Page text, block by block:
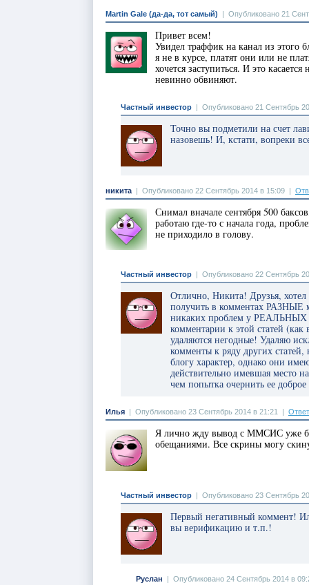
Martin Gale (да-да, тот самый) | Опубликовано 21
Привет всем!
Увидел траффик на канал из
я не в курсе, платят они или не
хочется заступиться. И это
невинно обвиняют.
Частный инвестор | Опубликовано 21 Сентябрь
Точно вы подметили на счет
назовешь! И, кстати, вопреки
никита | Опубликовано 22 Сентябрь 2014 в 15:09 |
Снимал вначале сентября 500
работаю где-то с начала года,
не приходило в голову.
Частный инвестор | Опубликовано 22 Сентябрь
Отлично, Никита! Друзья, хотел
получить в комментах РАЗНЫЕ
никаких проблем у РЕАЛЬНЫХ
комментарии к этой статей
удаляются негодные! Удаляю
комменты к ряду других
блогу характер, однако они
действительно имевшая место
чем попытка очернить ее
Илья | Опубликовано 23 Сентябрь 2014 в 21:21 |
Я лично жду вывод с ММСИС уже
обещаниями. Все скрины могу
Частный инвестор | Опубликовано 23 Сентябрь
Первый негативный коммент!
вы верификацию и т.п.!
Руслан | Опубликовано 24 Сентябрь 2014 в